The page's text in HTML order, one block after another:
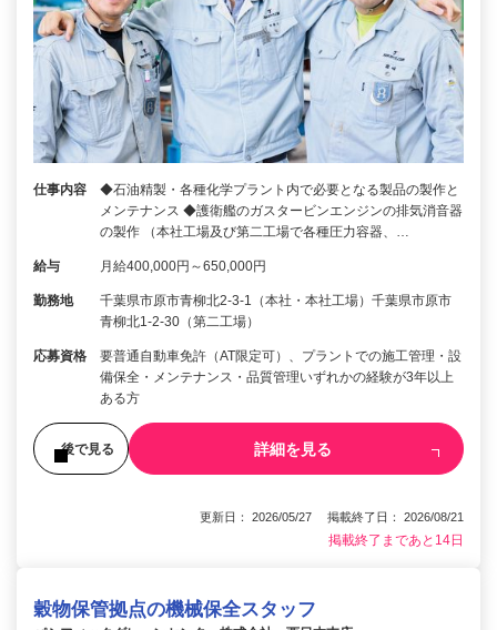
仕事内容
◆石油精製・各種化学プラント内で必要となる製品の製作と
メンテナンス ◆護衛艦のガスタービンエンジンの排気消音器
の製作 （本社工場及び第二工場で各種圧力容器、…
給与 月給400,000円～650,000円
勤務地
千葉県市原市青柳北2-3-1（本社・本社工場）千葉県市原市
青柳北1-2-30（第二工場）
応募資格
要普通自動車免許（AT限定可）、プラントでの施工管理・設
備保全・メンテナンス・品質管理いずれかの経験が3年以上
ある方
後で見る 詳細を見る
更新日： 2026/05/27 掲載終了日： 2026/08/21
掲載終了まであと14日
穀物保管拠点の機械保全スタッフ